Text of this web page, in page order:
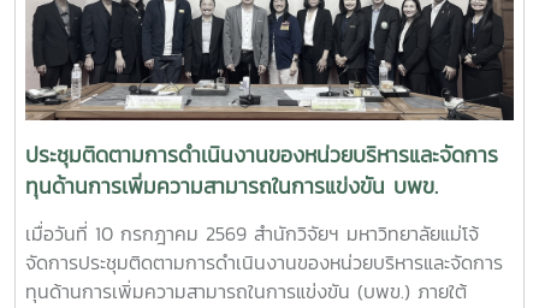
เห็ดขี้ควายในประเทศไทย เพื่อใช้ประโยชน์ทางการแพทย์ภายใต้
ระบบควบคุมของรัฐ ตามมาตรการควบคุมแห่งพระราชกฤษฎีกา
กำหนดพื้นที่ทดลองเพาะปลูกและสกัดสารสำคัญจากพืชฝิ่นและ
พืชเห็ดขี้ควายเพื่อประโยชน์ในการศึกษาวิจัย พ.ศ. 2568 ณ ห้อง
ประชุม 2 ชั้น 2 อาคารจุฬาภรณ์ คณะวิทยาศาสตร์ มหาวิทยาลัย
แม่โจ้
ประชุมติดตามการดำเนินงานของหน่วยบริหารและจัดการ
ทุนด้านการเพิ่มความสามารถในการแข่งขัน บพข.
เมื่อวันที่ 10 กรกฎาคม 2569 สำนักวิจัยฯ มหาวิทยาลัยแม่โจ้
จัดการประชุมติดตามการดำเนินงานของหน่วยบริหารและจัดการ
ทุนด้านการเพิ่มความสามารถในการแข่งขัน (บพข.) ภายใต้